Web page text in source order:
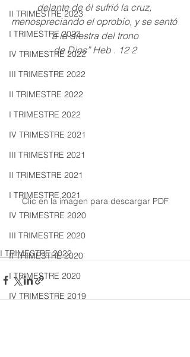
II TRIMESTRE 2023
I TRIMESTRE 2023
IV TRIMESTRE 2022
III TRIMESTRE 2022
II TRIMESTRE 2022
I TRIMESTRE 2022
IV TRIMESTRE 2021
III TRIMESTRE 2021
II TRIMESTRE 2021
I TRIMESTRE 2021
IV TRIMESTRE 2020
III TRIMESTRE 2020
II TRIMESTRE 2020
I TRIMESTRE 2020
IV TRIMESTRE 2019
delante de él sufrió la cruz,
menospreciando el oprobio, y se sentó
a la diestra del trono
de Dios” Heb . 12 2
Clic en la imagen para descargar PDF
I TRIMESTRE 2022